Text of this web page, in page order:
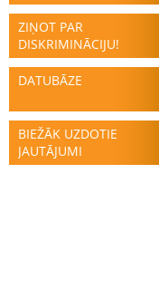
ZIŅOT PAR
DISKRIMINĀCIJU!
DATUBĀZE
BIEŽĀK UZDOTIE
JAUTĀJUMI